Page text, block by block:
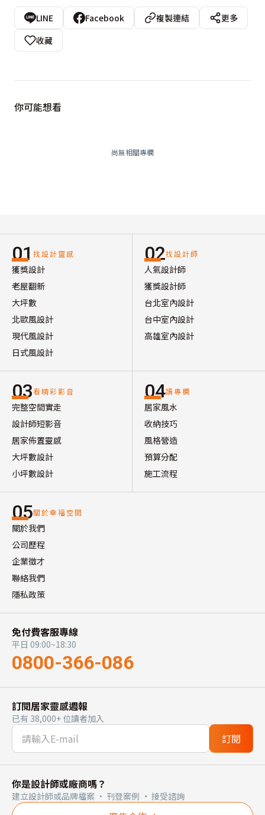
LINE Facebook 複製連結
更多
收藏
你可能想看
尚無相關專欄
01 找設計靈感
獲獎設計
老屋翻新
大坪數
北歐風設計
現代風設計
日式風設計
02找設計師
人氣設計師
獲獎設計師
台北室內設計
台中室內設計
高雄室內設計
03看精彩影音
完整空間實走
設計師短影音
居家佈置靈感
大坪數設計
小坪數設計
04讀專欄
居家風水
收納技巧
風格營造
預算分配
施工流程
05關於幸福空間
關於我們
公司歷程
企業徵才
聯絡我們
隱私政策
免付費客服專線
平日 09:00~18:30
0800-366-086
訂閱居家靈感週報
已有 38,000+ 位讀者加入
訂閱
你是設計師或廠商嗎？
建立設計師或品牌檔案 · 刊登案例 · 接受諮詢